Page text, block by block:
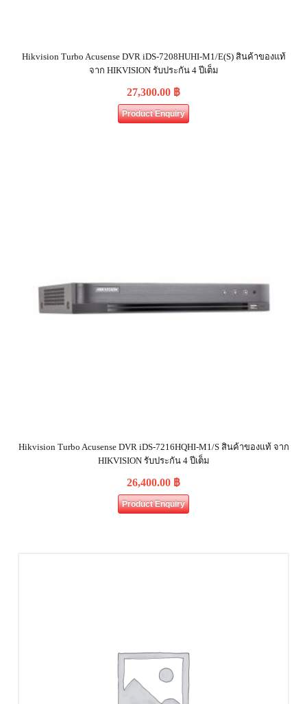
Hikvision Turbo Acusense DVR iDS-7208HUHI-M1/E(S) สินค้าของแท้
จาก HIKVISION รับประกัน 4 ปีเต็ม
27,300.00 ฿
Product Enquiry
Hikvision Turbo Acusense DVR iDS-7216HQHI-M1/S สินค้าของแท้ จาก
HIKVISION รับประกัน 4 ปีเต็ม
26,400.00 ฿
Product Enquiry